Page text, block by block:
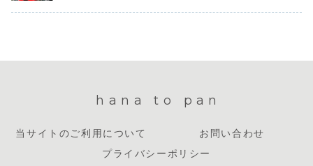
hana to pan
当サイトのご利用について
お問い合わせ
プライバシーポリシー